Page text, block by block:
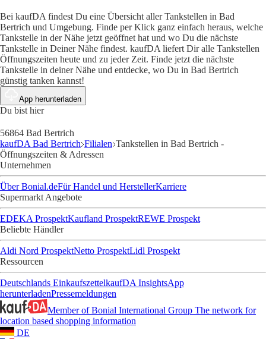
Bei kaufDA findest Du eine Übersicht aller Tankstellen in Bad
Bertrich und Umgebung. Finde per Klick ganz einfach heraus, welche
Tankstelle in der Nähe jetzt geöffnet hat und wo Du die nächste
Tankstelle in Deiner Nähe findest. kaufDA liefert Dir alle Tankstellen
Öffnungszeiten heute und zu jeder Zeit. Finde jetzt die nächste
Tankstelle in deiner Nähe und entdecke, wo Du in Bad Bertrich
günstig tanken kannst!
App herunterladen
Du bist hier
56864 Bad Bertrich
kaufDA Bad Bertrich Filialen Tankstellen in Bad Bertrich -
Öffnungszeiten & Adressen
Unternehmen
Über Bonial.deFür Handel und HerstellerKarriere
Supermarkt Angebote
EDEKA ProspektKaufland ProspektREWE Prospekt
Beliebte Händler
Aldi Nord ProspektNetto ProspektLidl Prospekt
Ressourcen
Deutschlands EinkaufszettelkaufDA InsightsApp
herunterladenPressemeldungen
Member of Bonial International Group The network for
location based shopping information
DE